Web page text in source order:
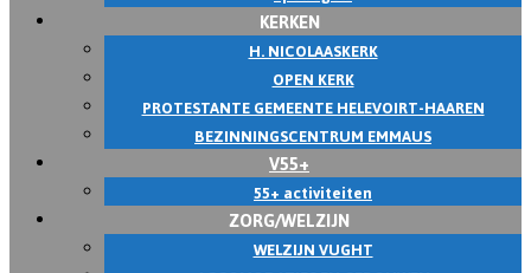
KERKEN
H. NICOLAASKERK
OPEN KERK
PROTESTANTE GEMEENTE HELEVOIRT-HAAREN
BEZINNINGSCENTRUM EMMAUS
V55+
55+ activiteiten
ZORG/WELZIJN
WELZIJN VUGHT